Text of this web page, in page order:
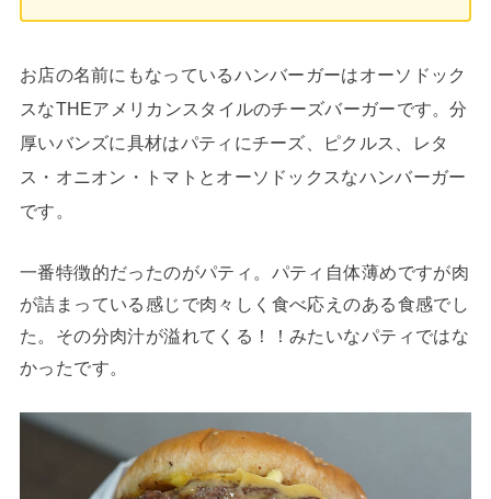
お店の名前にもなっているハンバーガーはオーソドック
スなTHEアメリカンスタイルのチーズバーガーです。分
厚いバンズに具材はパティにチーズ、ピクルス、レタ
ス・オニオン・トマトとオーソドックスなハンバーガー
です。
一番特徴的だったのがパティ。パティ自体薄めですが肉
が詰まっている感じで肉々しく食べ応えのある食感でし
た。その分肉汁が溢れてくる！！みたいなパティではな
かったです。